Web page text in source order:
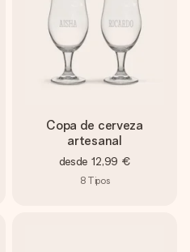
Copa de cerveza
artesanal
desde 12,99 €
8 Tipos